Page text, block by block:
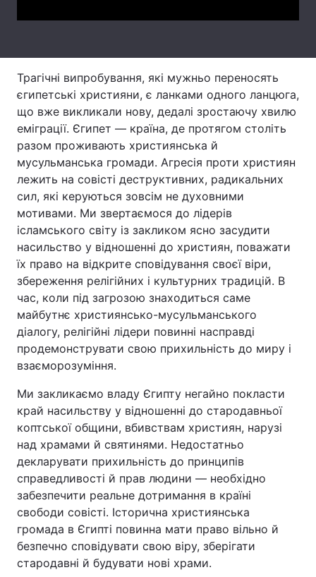
Архів Вакансії
Послуги
Тема оформлення
Трагічні випробування, які мужньо переносять
єгипетські християни, є ланками одного ланцюга,
що вже викликали нову, дедалі зростаючу хвилю
еміграції. Єгипет — країна, де протягом століть
разом проживають християнська й
мусульманська громади. Агресія проти християн
лежить на совісті деструктивних, радикальних
сил, які керуються зовсім не духовними
мотивами. Ми звертаємося до лідерів
ісламського світу із закликом ясно засудити
насильство у відношенні до християн, поважати
їх право на відкрите сповідування своєї віри,
збереження релігійних і культурних традицій. В
час, коли під загрозою знаходиться саме
майбутнє християнсько-мусульманського
діалогу, релігійні лідери повинні насправді
продемонструвати свою прихильність до миру і
взаєморозуміння.
Ми закликаємо владу Єгипту негайно покласти
край насильству у відношенні до стародавньої
коптської общини, вбивствам християн, нарузі
над храмами й святинями. Недостатньо
декларувати прихильність до принципів
справедливості й прав людини — необхідно
забезпечити реальне дотримання в країні
свободи совісті. Історична християнська
громада в Єгипті повинна мати право вільно й
безпечно сповідувати свою віру, зберігати
стародавні й будувати нові храми.